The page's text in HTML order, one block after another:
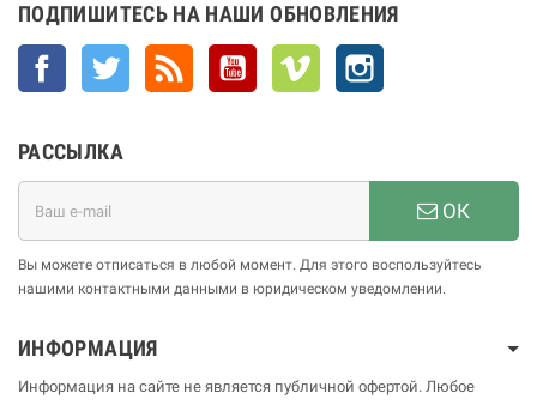
ПОДПИШИТЕСЬ НА НАШИ ОБНОВЛЕНИЯ
Facebook Twitter YouTube Vimeo
РАССЫЛКА
ОК
Вы можете отписаться в любой момент. Для этого воспользуйтесь
нашими контактными данными в юридическом уведомлении.
ИНФОРМАЦИЯ
Информация на сайте не является публичной офертой. Любое